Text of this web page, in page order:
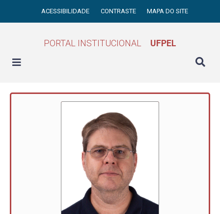
ACESSIBILIDADE CONTRASTE MAPA DO SITE
PORTAL INSTITUCIONAL UFPEL